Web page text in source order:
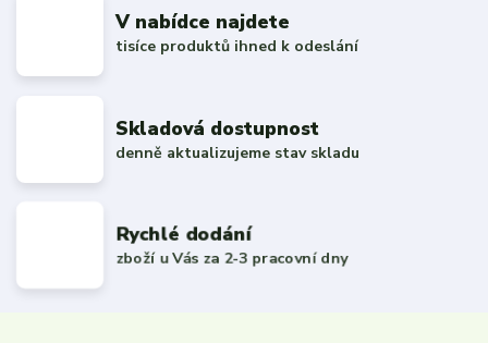
V nabídce najdete
tisíce produktů ihned k odeslání
Skladová dostupnost
denně aktualizujeme stav skladu
Rychlé dodání
zboží u Vás za 2-3 pracovní dny